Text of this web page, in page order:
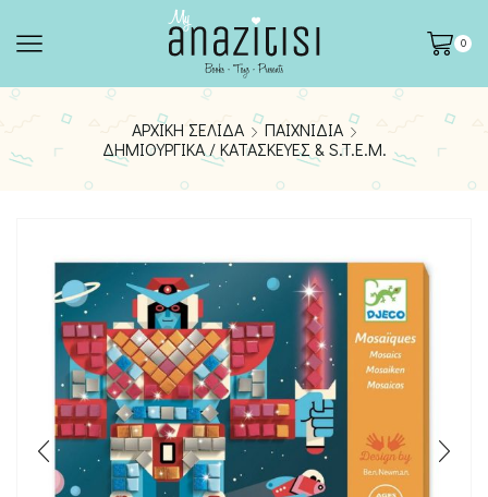
0
ΑΡΧΙΚΉ ΣΕΛΊΔΑ
ΠΑΙΧΝΊΔΙΑ
ΔΗΜΙΟΥΡΓΙΚΆ / ΚΑΤΑΣΚΕΥΈΣ & S.T.E.M.